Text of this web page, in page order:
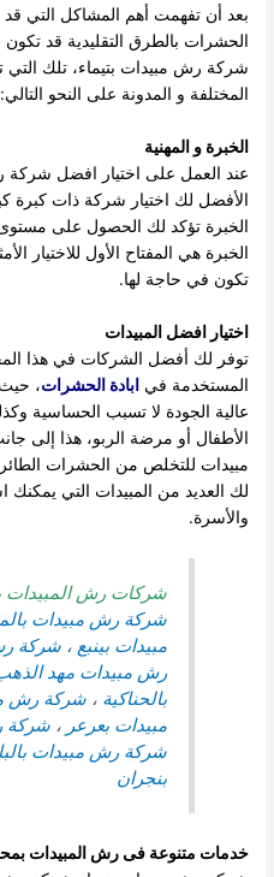
بعد أن تفهمت أهم المشاكل التي قد
الحشرات بالطرق التقليدية قد
شركة رش مبيدات بتيماء، تلك التي
المختلفة و المدونة على النحو التالي:
الخبرة و المهنية
عند العمل على اختيار افضل شركة
الأفضل لك اختيار شركة ذات كبرة
الخبرة تؤكد لك الحصول على
الخبرة هي المفتاح الأول للاختيار
تكون في حاجة لها.
اختيار افضل المبيدات
توفر لك أفضل الشركات في هذا
المستخدمة في ابادة الحشرات، حيث
عالية الجودة لا تسبب الحساسية
الأطفال أو مرضة الربو، هذا إلى
مبيدات للتخلص من الحشرات
لك العديد من المبيدات التي يمكنك
والأسرة.
شركات رش المبيدات
شركة رش مبيدات
مبيدات بينبع ، شركة
رش مبيدات مهد
بالحناكية ،شركة رش
مبيدات بعرعر ، شركة
شركة رش مبيدات
بنجران
خدمات متنوعة فى رش المبيدات